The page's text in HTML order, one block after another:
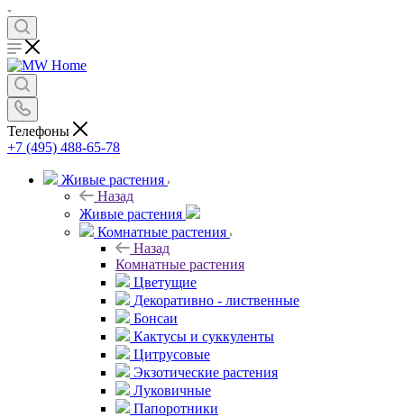
Телефоны
+7 (495) 488-65-78
Живые растения
Назад
Живые растения
Комнатные растения
Назад
Комнатные растения
Цветущие
Декоративно - лиственные
Бонсаи
Кактусы и суккуленты
Цитрусовые
Экзотические растения
Луковичные
Папоротники